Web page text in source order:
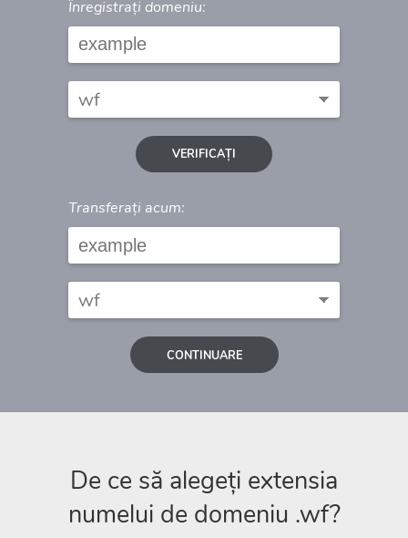
Înregistrați domeniu:
VERIFICAȚI
Transferați acum:
CONTINUARE
De ce să alegeți extensia
numelui de domeniu .wf?